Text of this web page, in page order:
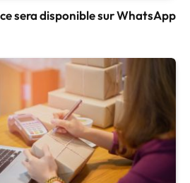
sera disponible sur WhatsApp